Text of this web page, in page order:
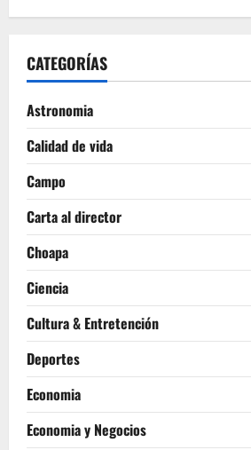
CATEGORÍAS
Astronomia
Calidad de vida
Campo
Carta al director
Choapa
Ciencia
Cultura & Entretención
Deportes
Economia
Economia y Negocios